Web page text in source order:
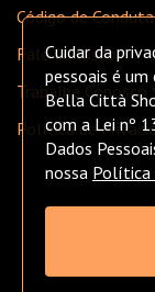
Código de Conduta
Fale Conosco
Trabalhe Conosco
Política de
Cuidar da
pessoais é
Bella Città
com a Lei nº
Dados
nossa Política